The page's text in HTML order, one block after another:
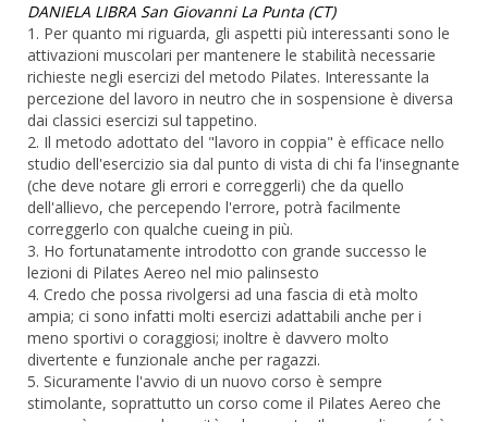
DANIELA LIBRA San Giovanni La Punta (CT)
1. Per quanto mi riguarda, gli aspetti più interessanti sono le
attivazioni muscolari per mantenere le stabilità necessarie
richieste negli esercizi del metodo Pilates. Interessante la
percezione del lavoro in neutro che in sospensione è diversa
dai classici esercizi sul tappetino.
2. Il metodo adottato del "lavoro in coppia" è efficace nello
studio dell'esercizio sia dal punto di vista di chi fa l'insegnante
(che deve notare gli errori e correggerli) che da quello
dell'allievo, che percependo l'errore, potrà facilmente
correggerlo con qualche cueing in più.
3. Ho fortunatamente introdotto con grande successo le
lezioni di Pilates Aereo nel mio palinsesto
4. Credo che possa rivolgersi ad una fascia di età molto
ampia; ci sono infatti molti esercizi adattabili anche per i
meno sportivi o coraggiosi; inoltre è davvero molto
divertente e funzionale anche per ragazzi.
5. Sicuramente l'avvio di un nuovo corso è sempre
stimolante, soprattutto un corso come il Pilates Aereo che